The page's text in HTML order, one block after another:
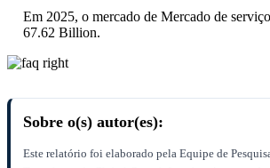
Em 2025, o mercado de Mercado de
67.62 Billion.
Sobre o(s) autor(es):
Este relatório foi elaborado pela Equipe de